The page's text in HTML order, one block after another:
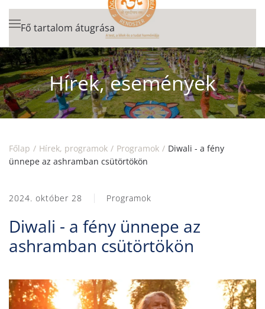
Fő tartalom átugrása
Hírek, események
Főlap Hírek, programok Programok
Diwali - a fény
ünnepe az ashramban csütörtökön
2024. október 28 Programok
Diwali - a fény ünnepe az
ashramban csütörtökön